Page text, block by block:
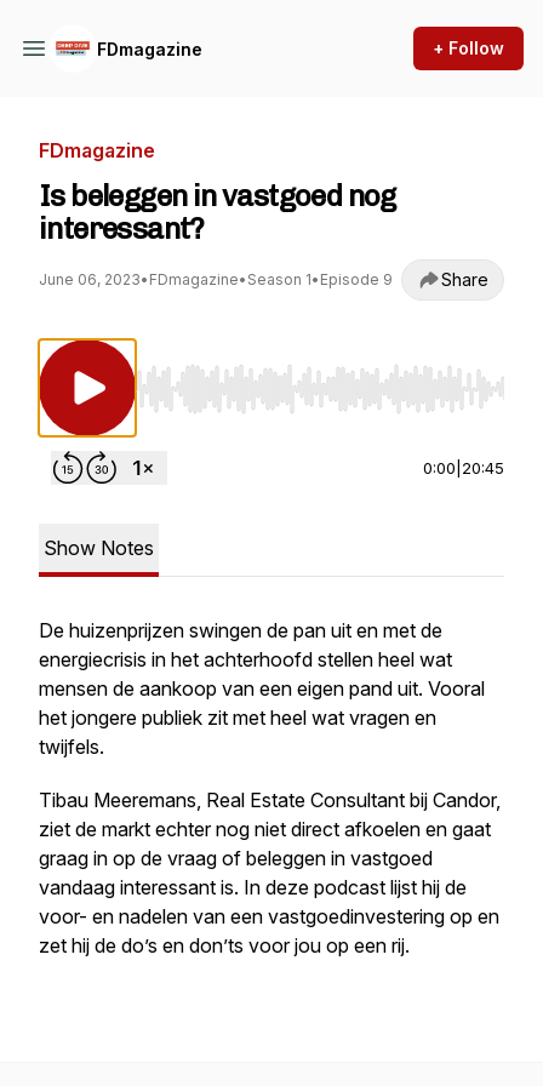
FDmagazine + Follow
FDmagazine
Is beleggen in vastgoed nog
interessant?
June 06, 2023• FDmagazine• Season 1• Episode 9 Share
Use Left/Right to seek, Home/End to jump to
0:00 20:45
Show Notes
De huizenprijzen swingen de pan uit en met de
energiecrisis in het achterhoofd stellen heel wat
mensen de aankoop van een eigen pand uit. Vooral
het jongere publiek zit met heel wat vragen en
twijfels.
Tibau Meeremans, Real Estate Consultant bij Candor,
ziet de markt echter nog niet direct afkoelen en gaat
graag in op de vraag of beleggen in vastgoed
vandaag interessant is. In deze podcast lijst hij de
voor- en nadelen van een vastgoedinvestering op en
zet hij de do’s en don’ts voor jou op een rij.